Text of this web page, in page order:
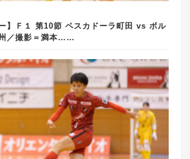
】Ｆ１ 第10節 ペスカドーラ町田 vs ボル
／撮影＝満本……